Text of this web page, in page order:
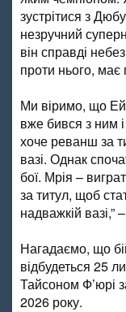
зустрітися з
незручний
він справді
проти нього,
Ми віримо, що
вже бився з ним
хоче реванш за
вазі. Однак
бої. Мрія –
за титул, щоб
надважкій вазі,”
Нагадаємо, що
відбудеться 25
Тайсоном Ф’юрі
2026 року.